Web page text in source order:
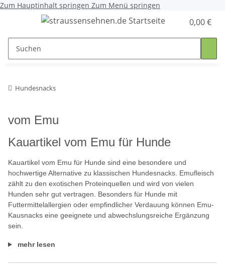
Zum Hauptinhalt springen Zum Menü springen
0,00 €
Hundesnacks
vom Emu
Kauartikel vom Emu für Hunde
Kauartikel vom Emu für Hunde sind eine besondere und
hochwertige Alternative zu klassischen Hundesnacks. Emufleisch
zählt zu den exotischen Proteinquellen und wird von vielen
Hunden sehr gut vertragen. Besonders für Hunde mit
Futtermittelallergien oder empfindlicher Verdauung können Emu-
Kausnacks eine geeignete und abwechslungsreiche Ergänzung
sein.
mehr lesen